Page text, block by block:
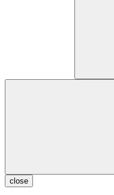
close